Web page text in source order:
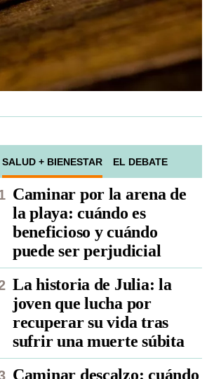
SALUD + BIENESTAR EL DEBATE
Caminar por la arena de
la playa: cuándo es
beneficioso y cuándo
puede ser perjudicial
La historia de Julia: la
joven que lucha por
recuperar su vida tras
sufrir una muerte súbita
Caminar descalzo: cuándo